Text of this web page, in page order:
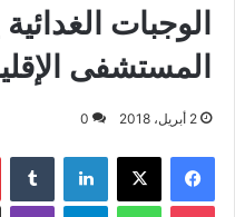
الوجبات
المستشفى
2 أبريل، 2018 0
لينكدإن
واتساب